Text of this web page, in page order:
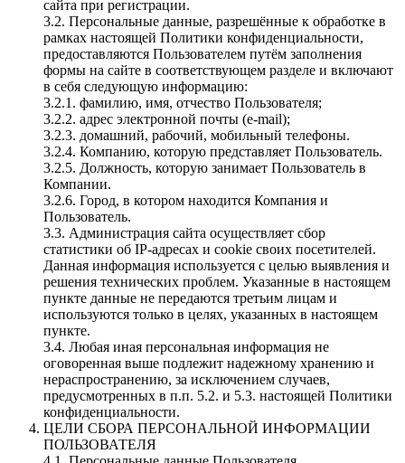
сайта при регистрации.
3.2. Персональные данные, разрешённые к обработке в
рамках настоящей Политики конфиденциальности,
предоставляются Пользователем путём заполнения
формы на сайте в соответствующем разделе и включают
в себя следующую информацию:
3.2.1. фамилию, имя, отчество Пользователя;
3.2.2. адрес электронной почты (e-mail);
3.2.3. домашний, рабочий, мобильный телефоны.
3.2.4. Компанию, которую представляет Пользователь.
3.2.5. Должность, которую занимает Пользователь в
Компании.
3.2.6. Город, в котором находится Компания и
Пользователь.
3.3. Администрация сайта осуществляет сбор
статистики об IP-адресах и cookie своих посетителей.
Данная информация используется с целью выявления и
решения технических проблем. Указанные в настоящем
пункте данные не передаются третьим лицам и
используются только в целях, указанных в настоящем
пункте.
3.4. Любая иная персональная информация не
оговоренная выше подлежит надежному хранению и
нераспространению, за исключением случаев,
предусмотренных в п.п. 5.2. и 5.3. настоящей Политики
конфиденциальности.
ЦЕЛИ СБОРА ПЕРСОНАЛЬНОЙ ИНФОРМАЦИИ
ПОЛЬЗОВАТЕЛЯ